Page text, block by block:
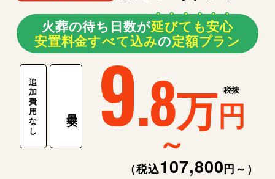
火葬の待ち日数が延びて も安心
安置料金すべて込みの定額プラン
追
加
費
用
な
し
9.8万円
税抜
～
（税込107,800円～）